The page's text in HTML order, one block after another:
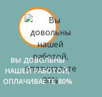
ВЫ ДОВОЛЬНЫ
НАШЕЙ РАБОТОЙ,
ОПЛАЧИВАЕТЕ 80%